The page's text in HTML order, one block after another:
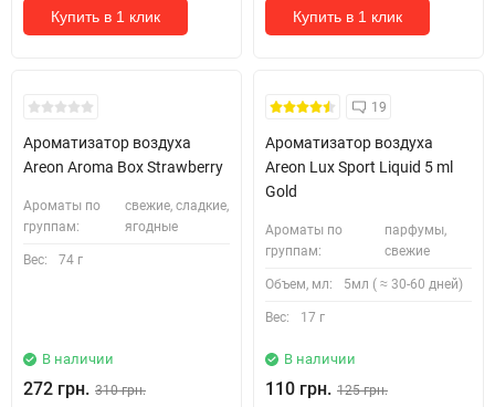
Купить в 1 клик Купить в 1 клик
Ароматизатор воздуха
Areon Aroma Box Strawberry
Ароматы по
группам:
свежие, сладкие,
ягодные
Вес: 74 г
В наличии
272 грн. 310 грн.
19
Ароматизатор воздуха
Areon Lux Sport Liquid 5 ml
Gold
Ароматы по
группам:
парфумы,
свежие
Объем, мл: 5мл ( ≈ 30-60 дней)
Вес: 17 г
В наличии
110 грн. 125 грн.